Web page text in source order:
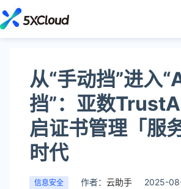
从“手动挡”进入
挡”：亚数
启证书管理「服
时代
信息安全 作者： 云助手
2025-